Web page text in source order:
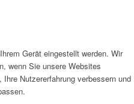
Gerät eingestellt werden. Wir
wenn Sie unsere Websites
Nutzererfahrung verbessern und